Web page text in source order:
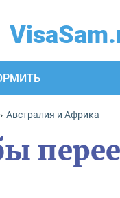
Австралия и Африка